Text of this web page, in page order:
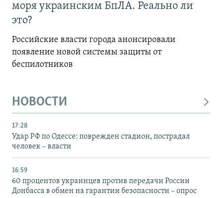
моря украинским БпЛА. Реально ли
это?
Российские власти города анонсировали
появление новой системы защиты от
беспилотников
НОВОСТИ
17:28
Удар РФ по Одессе: поврежден стадион, пострадал
человек – власти
16:59
60 процентов украинцев против передачи России
Донбасса в обмен на гарантии безопасности – опрос